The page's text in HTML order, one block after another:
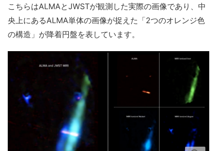
こちらはALMAとJWSTが観測した実際の画像であり、中
央上にあるALMA単体の画像が捉えた「2つのオレンジ色
の構造」が降着円盤を表しています。